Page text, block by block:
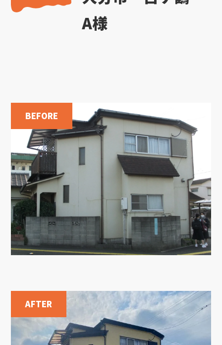
A様
BEFORE
AFTER